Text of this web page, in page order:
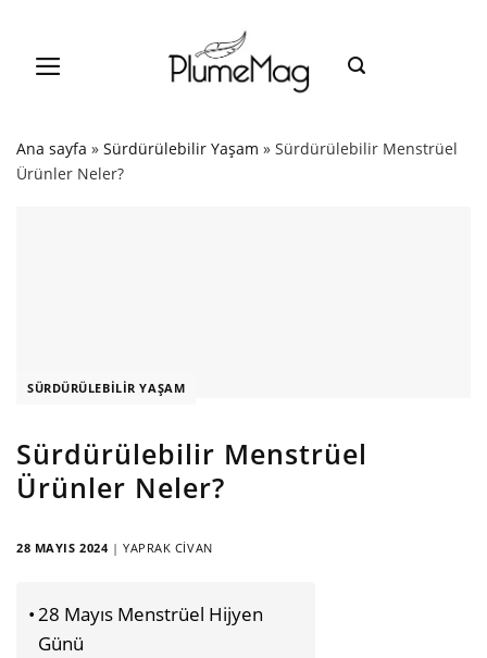
content
Ana sayfa » Sürdürülebilir Yaşam » Sürdürülebilir Menstrüel
Ürünler Neler?
SÜRDÜRÜLEBILIR YAŞAM
Sürdürülebilir Menstrüel
Ürünler Neler?
28 MAYIS 2024| YAPRAK CIVAN
28 Mayıs Menstrüel Hijyen
Günü